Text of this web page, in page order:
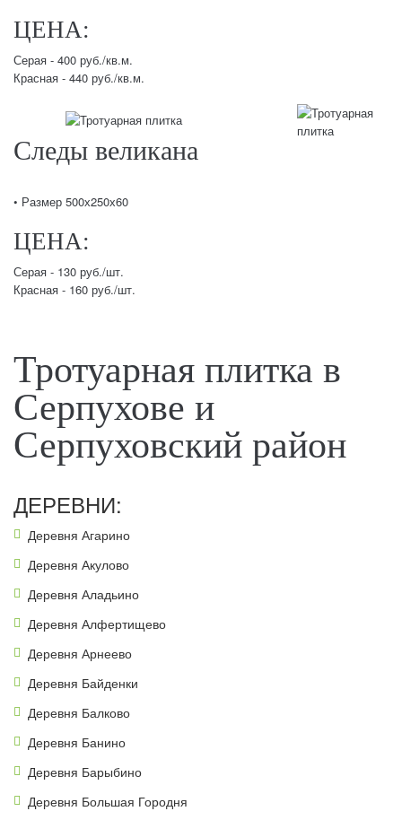
ЦЕНА:
Серая - 400 руб./кв.м.
Красная - 440 руб./кв.м.
Следы великана
• Размер 500х250х60
ЦЕНА:
Серая - 130 руб./шт.
Красная - 160 руб./шт.
Тротуарная плитка в
Серпухове и
Серпуховский район
ДЕРЕВНИ:
Деревня Агарино
Деревня Акулово
Деревня Аладьино
Деревня Алфертищево
Деревня Арнеево
Деревня Байденки
Деревня Балково
Деревня Банино
Деревня Барыбино
Деревня Большая Городня